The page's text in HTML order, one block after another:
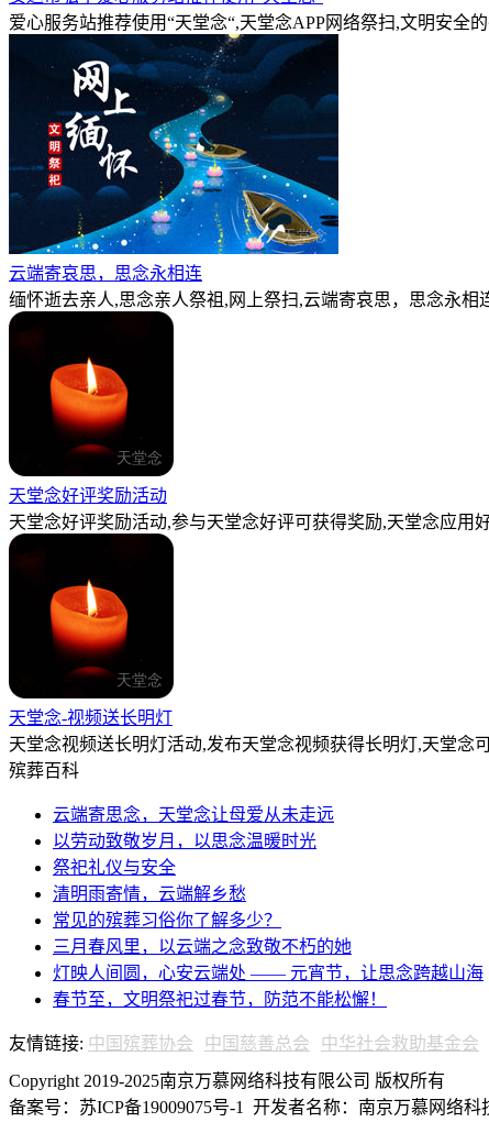
爱心服务站推荐使用“天堂念“,天堂念APP网络祭扫,文明安
云端寄哀思，思念永相连
缅怀逝去亲人,思念亲人祭祖,网上祭扫,云端寄哀思，思念永相
天堂念好评奖励活动
天堂念好评奖励活动,参与天堂念好评可获得奖励,天堂念应用
天堂念-视频送长明灯
天堂念视频送长明灯活动,发布天堂念视频获得长明灯,天堂
殡葬百科
云端寄思念，天堂念让母爱从未走远
以劳动致敬岁月，以思念温暖时光
祭祀礼仪与安全
清明雨寄情，云端解乡愁
常见的殡葬习俗你了解多少？
三月春风里，以云端之念致敬不朽的她
灯映人间圆，心安云端处 —— 元宵节，让思念跨越山海
春节至，文明祭祀过春节，防范不能松懈！
友情链接: 中国殡葬协会 中国慈善总会 中华社会救助基金会
Copyright 2019-2025南京万慕网络科技有限公司 版权所有
备案号：苏ICP备19009075号-1
开发者名称：南京万慕网络